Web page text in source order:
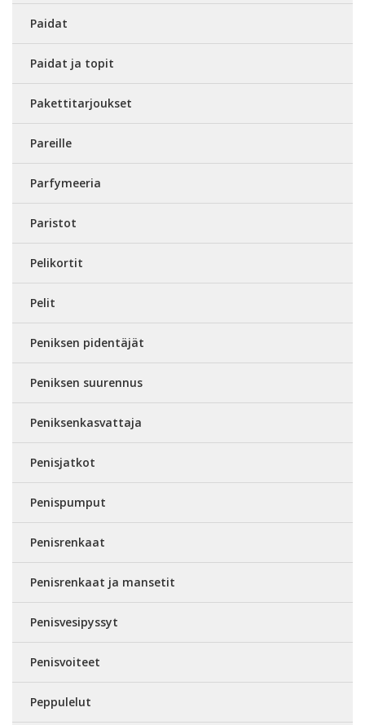
Paidat
Paidat ja topit
Pakettitarjoukset
Pareille
Parfymeeria
Paristot
Pelikortit
Pelit
Peniksen pidentäjät
Peniksen suurennus
Peniksenkasvattaja
Penisjatkot
Penispumput
Penisrenkaat
Penisrenkaat ja mansetit
Penisvesipyssyt
Penisvoiteet
Peppulelut